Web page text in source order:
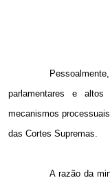
parlamentares e
mecanismos
das Cortes Supremas.
A razão da